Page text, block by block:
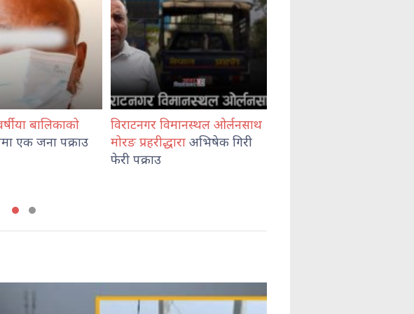
ओर्लनसाथ
अभिषेक गिरी
विश्वविद्यालय अनुदान आयोगका
अध्यक्ष केसी र सचिव श्रेष्ठले लिए
शपथ